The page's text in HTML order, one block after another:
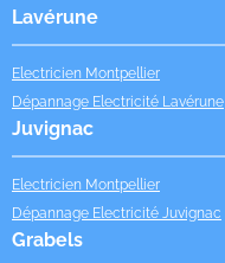
Lavérune
Electricien Montpellier
Dépannage Electricité Lavérune
Juvignac
Electricien Montpellier
Dépannage Electricité Juvignac
Grabels